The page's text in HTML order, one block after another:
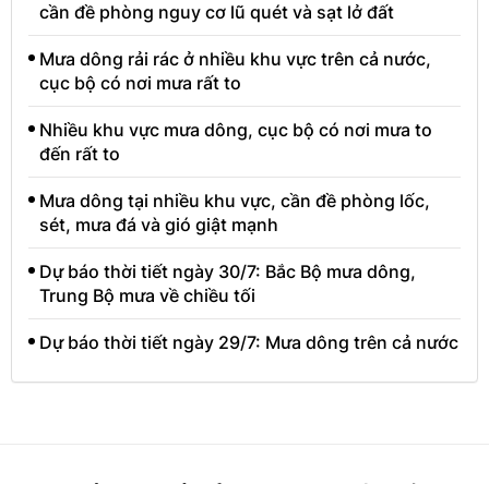
cần đề phòng nguy cơ lũ quét và sạt lở đất
Mưa dông rải rác ở nhiều khu vực trên cả nước,
cục bộ có nơi mưa rất to
Nhiều khu vực mưa dông, cục bộ có nơi mưa to
đến rất to
Mưa dông tại nhiều khu vực, cần đề phòng lốc,
sét, mưa đá và gió giật mạnh
Dự báo thời tiết ngày 30/7: Bắc Bộ mưa dông,
Trung Bộ mưa về chiều tối
Dự báo thời tiết ngày 29/7: Mưa dông trên cả nước